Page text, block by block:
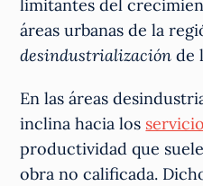
limitantes del
áreas urbanas de la
desindustrialización de
En las áreas
inclina hacia los
productividad que
obra no calificada.